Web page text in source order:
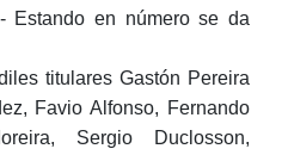
Estando en número se da
titulares Gastón Pereira
Favio Alfonso, Fernando
Sergio Duclosson,